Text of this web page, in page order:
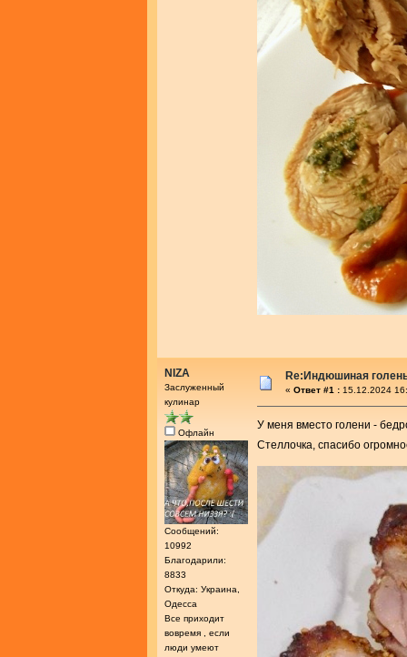
NIZA
Заслуженный
кулинар
Офлайн
Сообщений:
10992
Благодарили:
8833
Откуда: Украина,
Одесса
Все приходит
вовремя , если
люди умеют
Re:Индюшиная
« Ответ #1 : 15.12.2024
У меня вместо голени -
Стеллочка, спасибо